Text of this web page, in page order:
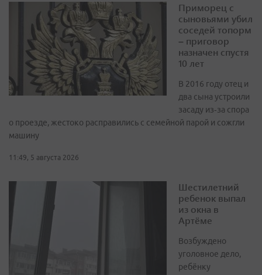
Приморец с
сыновьями убил
соседей топорм
– приговор
назначен спустя
10 лет
В 2016 году отец и
два сына устроили
засаду из‑за спора
о проезде, жестоко расправились с семейной парой и сожгли
машину
11:49, 5 августа 2026
Шестилетний
ребенок выпал
из окна в
Артёме
Возбуждено
уголовное дело,
ребёнку